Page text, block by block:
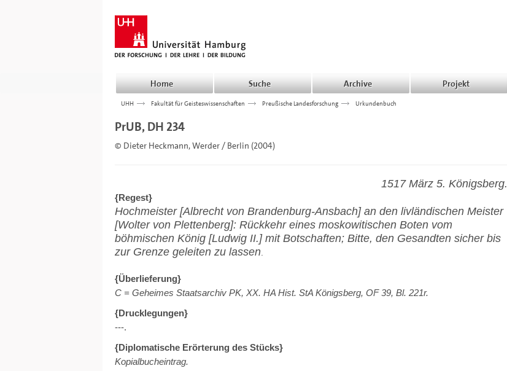
Home Suche Archive Projekt
UHH >>> Fakultät für Geisteswissenschaften >>> Preußische Landesforschung >>> Urkundenbuch
PrUB, DH 234
© Dieter Heckmann, Werder / Berlin (2004)
1517 März 5. Königsberg.
{Regest}
Hochmeister [Albrecht von Brandenburg-Ansbach] an den livländischen Meister
[Wolter von Plettenberg]: Rückkehr eines moskowitischen Boten vom
böhmischen König [Ludwig II.] mit Botschaften; Bitte, den Gesandten sicher bis
zur Grenze geleiten zu lassen
{Überlieferung}
C = Geheimes Staatsarchiv PK, XX. HA Hist. StA Königsberg, OF 39, Bl. 221r.
{Drucklegungen}
---.
{Diplomatische Erörterung des Stücks}
Kopialbucheintrag.